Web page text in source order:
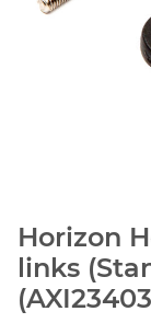
Horizon
links